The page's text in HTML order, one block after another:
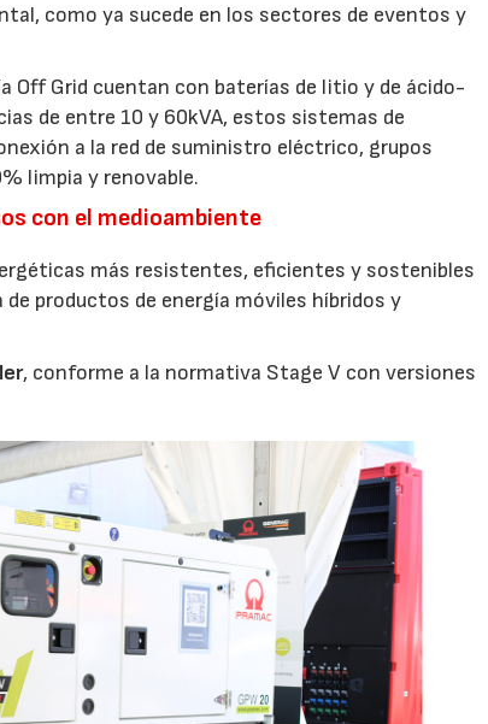
como ya sucede en los sectores de eventos y
Off Grid cuentan con baterías de litio y de ácido-
de entre 10 y 60kVA, estos sistemas de
a la red de suministro eléctrico, grupos
limpia y renovable.
con el medioambiente
más resistentes, eficientes y sostenibles
productos de energía móviles híbridos y
, conforme a la normativa Stage V con versiones